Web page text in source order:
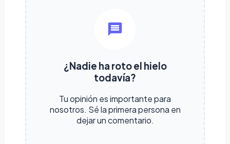
¿Nadie ha roto el hielo
todavía?
Tu opinión es importante para
nosotros. Sé la primera persona en
dejar un comentario.